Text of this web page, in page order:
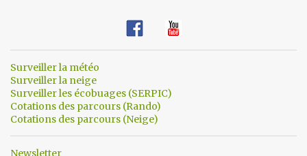
Surveiller la météo
Surveiller la neige
Surveiller les écobuages (SERPIC)
Cotations des parcours (Rando)
Cotations des parcours (Neige)
Newsletter